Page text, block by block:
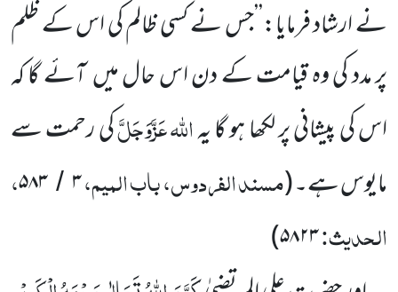
نے ارشادفرمایا:’’جس نے کسی ظالم کی اس کے ظلم
پر مدد کی وہ قیامت کے دن اس حال میںآئے گا کہ
اس کی پیشانی پر لکھا ہو گا یہاللّٰہعَزَّوَجَلَّکی رحمت سے
مایوس ہے۔(مسند الفردوس، باب المیم،۳ / ۵۸۳،
الحدیث:۵۸۲۳)